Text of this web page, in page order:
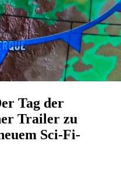
Tag der
Trailer zu
Sci-Fi-